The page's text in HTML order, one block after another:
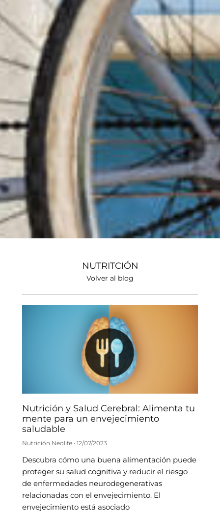
NUTRITCIÓN
Volver al blog
Nutrición y Salud Cerebral: Alimenta tu
mente para un envejecimiento
saludable
Nutrición Neolife 12/07/2023
Descubra cómo una buena alimentación puede
proteger su salud cognitiva y reducir el riesgo
de enfermedades neurodegenerativas
relacionadas con el envejecimiento. El
envejecimiento está asociado